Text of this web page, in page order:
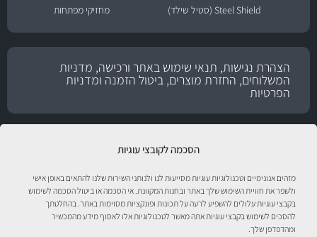
הסכמה לקובצי עוגיות
מזהים אנונימיים וטכנולוגיות עוגיות מסייעות לנו ולנותני השירות שלנו להתאים באופן אישי
ולשפר את חוויית השימוש שלך באתר ובחנות המקוונת. אי הסכמה או ביטול הסכמה לשימוש
בקבצי עוגיות עלולים להשפיע לרעה על תכונות ופונקציות מסוימות באתר. בהחלטתך
להסכים לשימוש בקבצי עוגיות אתה מאשר לטכנולוגיות אלו לאסוף מידע מהמכשיר
ומהדפדפן שלך.
Steel Shield (סטיל שילד)
מחזיקי מפתחות
הצהרת נגישות, תנאי שימוש באתר ורכישה, מדניות
המשלוחים, החזרת מוצרים, ביטול הזמנה ומדניות
הפרטיות